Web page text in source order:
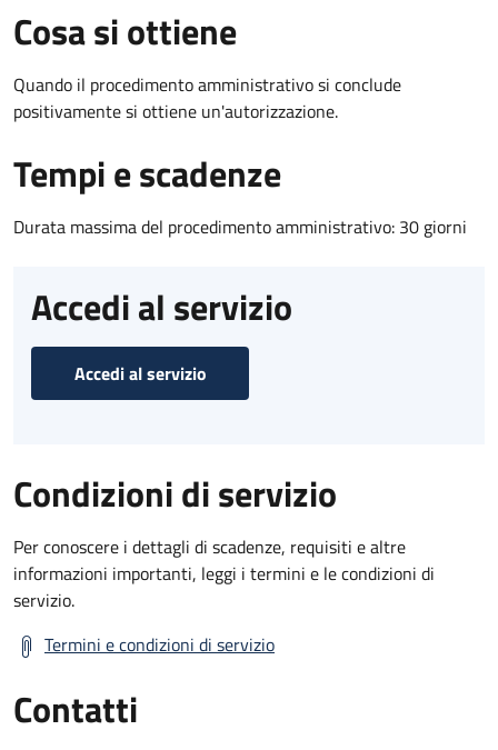
Cosa si ottiene
Quando il procedimento amministrativo si conclude
positivamente si ottiene un'autorizzazione.
Tempi e scadenze
Durata massima del procedimento amministrativo: 30 giorni
Accedi al servizio
Accedi al servizio
Condizioni di servizio
Per conoscere i dettagli di scadenze, requisiti e altre
informazioni importanti, leggi i termini e le condizioni di
servizio.
Termini e condizioni di servizio
Contatti